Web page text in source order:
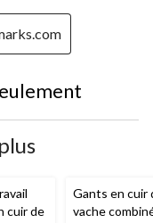
cuir de
Gants en cuir
vache